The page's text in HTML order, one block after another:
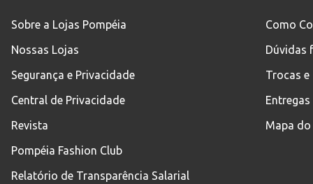
Sobre a Lojas Pompéia
Nossas Lojas
Segurança e Privacidade
Central de Privacidade
Revista
Pompéia Fashion Club
Relatório de Transparência Salarial
Como
Dúvidas
Trocas e
Entregas
Mapa do